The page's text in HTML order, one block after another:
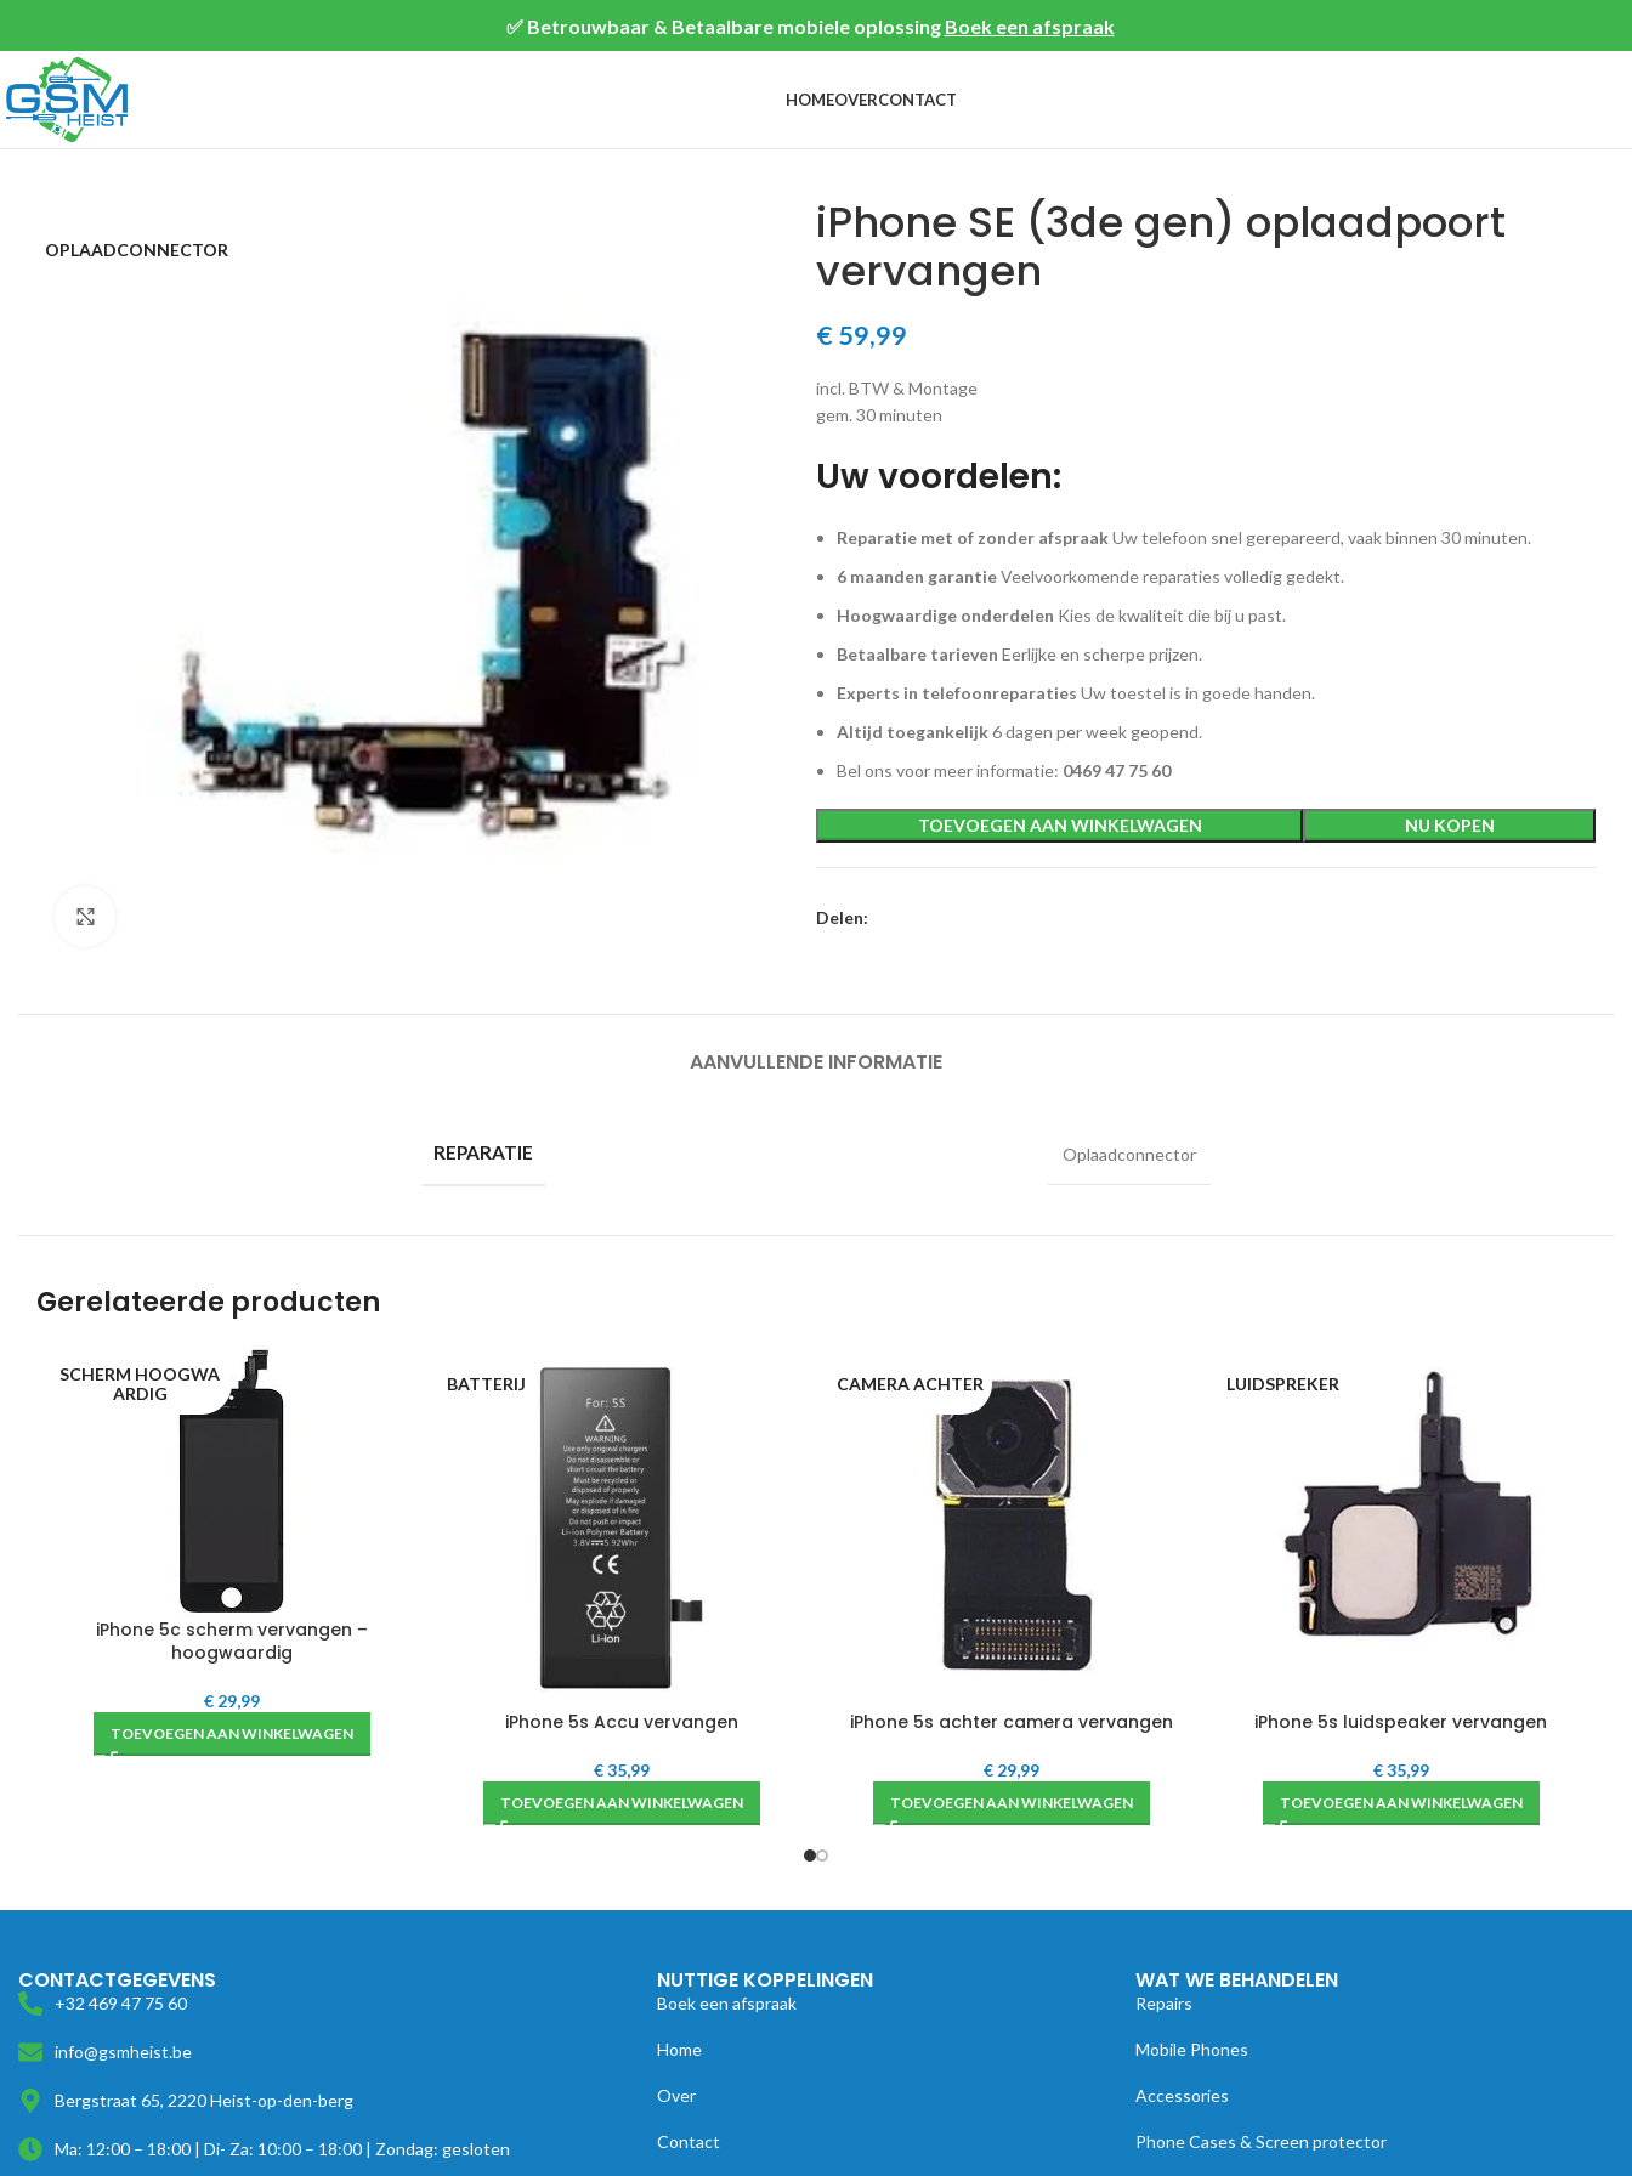
✅ Betrouwbaar & Betaalbare mobiele oplossing Boek een afspraak
HOMEOVERCONTACT
OPLAADCONNECTOR
iPhone SE (3de gen) oplaadpoort
vervangen
€ 59,99
incl. BTW & Montage
gem. 30 minuten
Uw voordelen:
Reparatie met of zonder afspraakUw telefoon snel gerepareerd, vaak binnen 30 minuten.
6 maanden garantieVeelvoorkomende reparaties volledig gedekt.
Hoogwaardige onderdelen Kies de kwaliteit die bij u past.
Betaalbare tarieven Eerlijke en scherpe prijzen.
Experts in telefoonreparaties Uw toestel is in goede handen.
Altijd toegankelijk6 dagen per week geopend.
Bel ons voor meer informatie: 0469 47 75 60
TOEVOEGEN AAN WINKELWAGEN NU KOPEN
Delen:
AANVULLENDE INFORMATIE
REPARATIE Oplaadconnector
Gerelateerde producten
SCHERM HOOGWA
ARDIG
iPhone 5c scherm vervangen –
hoogwaardig
€29,99
TOEVOEGEN AAN WINKELWAGEN
BATTERIJ
iPhone 5s Accu vervangen
€35,99
TOEVOEGEN AAN WINKELWAGEN
CAMERA ACHTER
iPhone 5s achter camera vervangen
€29,99
TOEVOEGEN AAN WINKELWAGEN
LUIDSPREKER
iPhone 5s luidspeaker vervangen
€35,99
TOEVOEGEN AAN WINKELWAGEN
CONTACTGEGEVENS
+32 469 47 75 60
info@gsmheist.be
Bergstraat 65, 2220 Heist-op-den-berg
Ma: 12:00 – 18:00 | Di- Za: 10:00 – 18:00 | Zondag: gesloten
NUTTIGE KOPPELINGEN
Boek een afspraak
Home
Over
Contact
WAT WE BEHANDELEN
Repairs
Mobile Phones
Accessories
Phone Cases & Screen protector